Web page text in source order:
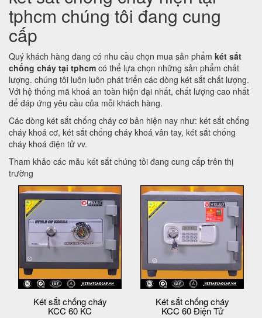
tphcm chúng tôi đang cung
cấp
Quý khách hàng đang có nhu cầu chọn mua sản phẩm két sắt
chống cháy tại tphcm có thể lựa chọn những sản phẩm chất
lượng. chúng tôi luôn luôn phát triển các dòng két sắt chất lượng.
Với hệ thống mã khoá an toàn hiện đại nhất, chất lượng cao nhất
để đáp ứng yêu cầu của mỗi khách hàng.
Các dòng két sắt chống cháy cơ bản hiện nay như: két sắt chống
cháy khoá cơ, két sắt chống cháy khoá vân tay, két sắt chống
cháy khoá điện tử vv.
Tham khảo các mẫu két sắt chúng tôi đang cung cấp trên thị
trường
Két sắt chống cháy
KCC 60 KC
Két sắt chống cháy
KCC 60 Điện Tử